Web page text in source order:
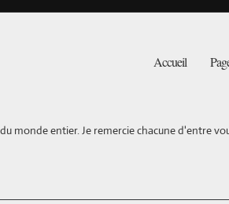
Accueil
monde entier. Je remercie chacune d'entre